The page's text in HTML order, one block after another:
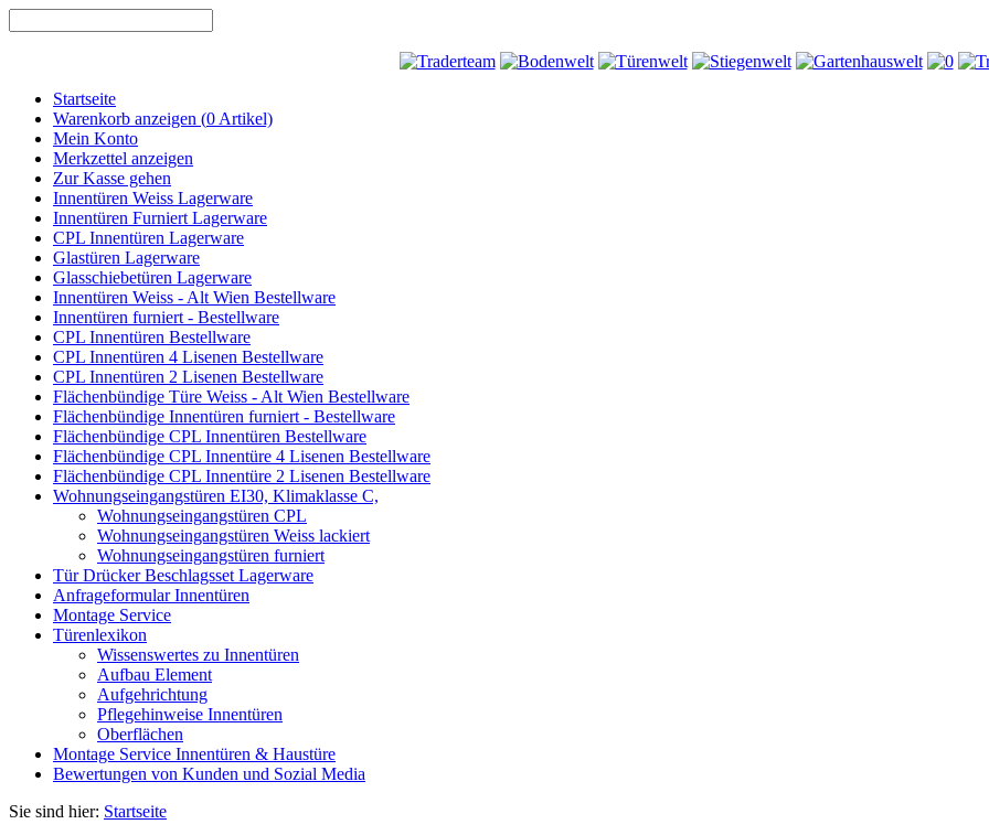
Startseite
Warenkorb anzeigen (0 Artikel)
Mein Konto
Merkzettel anzeigen
Zur Kasse gehen
Innentüren Weiss Lagerware
Innentüren Furniert Lagerware
CPL Innentüren Lagerware
Glastüren Lagerware
Glasschiebetüren Lagerware
Innentüren Weiss - Alt Wien Bestellware
Innentüren furniert - Bestellware
CPL Innentüren Bestellware
CPL Innentüren 4 Lisenen Bestellware
CPL Innentüren 2 Lisenen Bestellware
Flächenbündige Türe Weiss - Alt Wien Bestellware
Flächenbündige Innentüren furniert - Bestellware
Flächenbündige CPL Innentüren Bestellware
Flächenbündige CPL Innentüre 4 Lisenen Bestellware
Flächenbündige CPL Innentüre 2 Lisenen Bestellware
Wohnungseingangstüren EI30, Klimaklasse C,
Wohnungseingangstüren CPL
Wohnungseingangstüren Weiss lackiert
Wohnungseingangstüren furniert
Tür Drücker Beschlagsset Lagerware
Anfrageformular Innentüren
Montage Service
Türenlexikon
Wissenswertes zu Innentüren
Aufbau Element
Aufgehrichtung
Pflegehinweise Innentüren
Oberflächen
Montage Service Innentüren & Haustüre
Bewertungen von Kunden und Sozial Media
Sie sind hier: Startseite